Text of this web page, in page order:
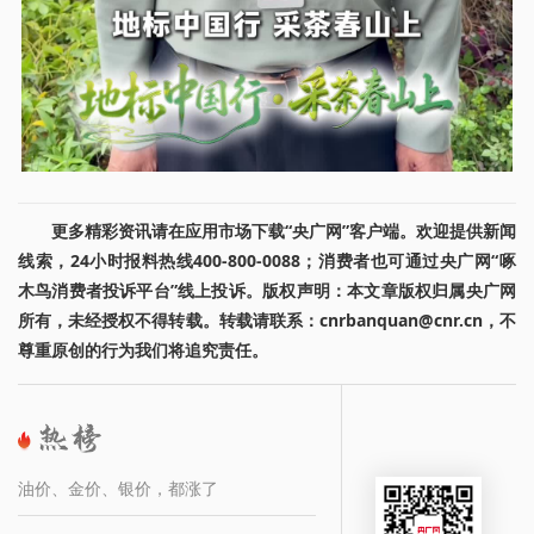
更多精彩资讯请在应用市场下载“央广网”客户端。欢迎提供新闻
线索，24小时报料热线400-800-0088；消费者也可通过央广网“啄
木鸟消费者投诉平台”线上投诉。版权声明：本文章版权归属央广网
所有，未经授权不得转载。转载请联系：cnrbanquan@cnr.cn，不
尊重原创的行为我们将追究责任。
油价、金价、银价，都涨了